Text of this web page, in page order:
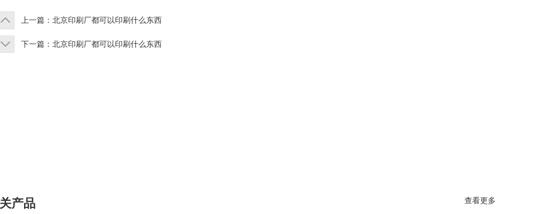
上一篇： 北京印刷厂都可以印刷什么东西
下一篇： 北京印刷厂都可以印刷什么东西
产品 查看更多